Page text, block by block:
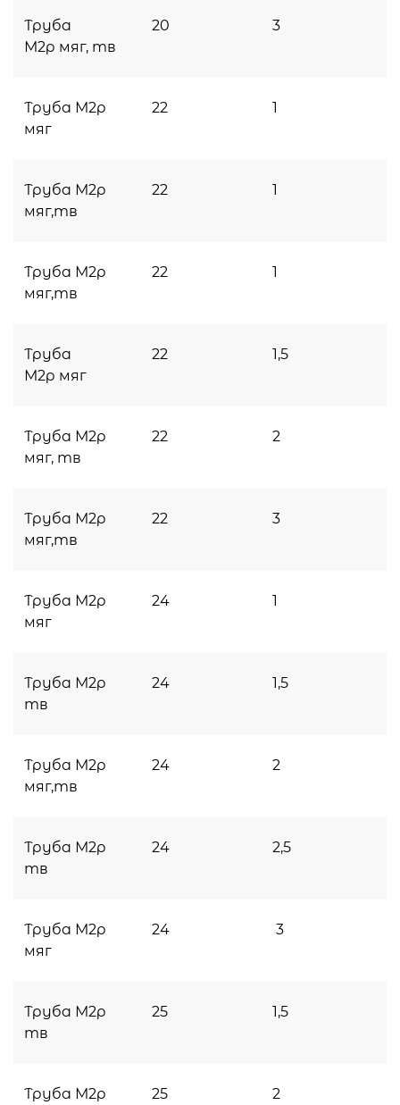
Труба
М2р мяг, тв
20 3
Труба М2р
мяг
22 1
Труба М2р
мяг,тв
22 1
Труба М2р
мяг,тв
22 1
Труба
М2р мяг
22 1,5
Труба М2р
мяг, тв
22 2
Труба М2р
мяг,тв
22 3
Труба М2р
мяг
24 1
Труба М2р
тв
24 1,5
Труба М2р
мяг,тв
24 2
Труба М2р
тв
24 2,5
Труба М2р
мяг
24 3
Труба М2р
тв
25 1,5
Труба М2р
25 2